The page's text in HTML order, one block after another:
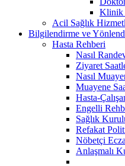
Klinik
Acil Sağlık
Bilgilendirme ve
Hasta Rehberi
Nasıl
Ziyaret
Nasıl
Muayene
Hasta-
Engelli
Sağlık
Refakat
Nöbetçi
Anlaşmalı